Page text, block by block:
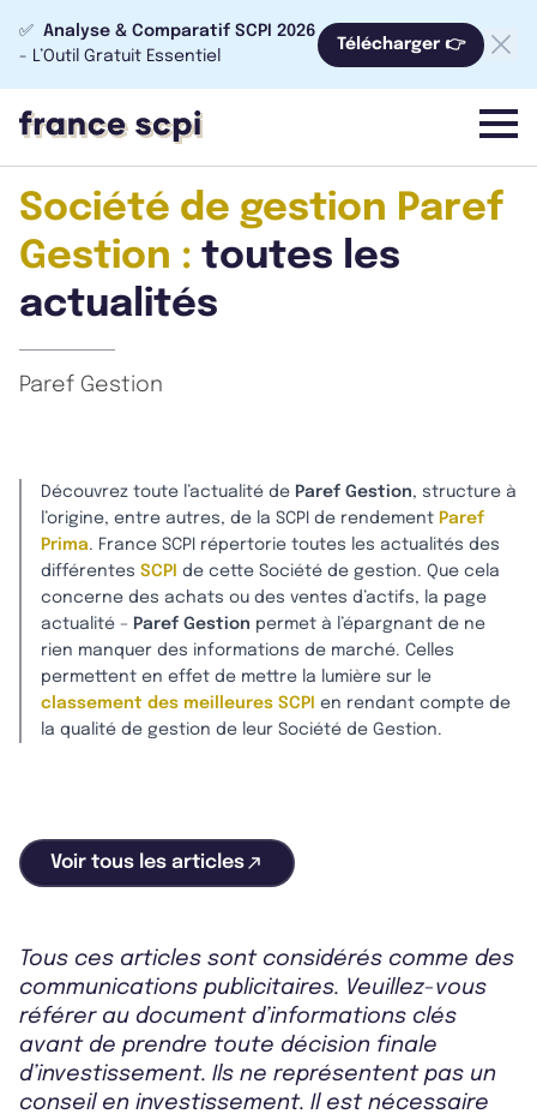
✅ Analyse & Comparatif SCPI 2026
- L’Outil Gratuit Essentiel
Télécharger 👉
menu
Société de gestion Paref
Gestion : toutes les
actualités
Paref Gestion
Découvrez toute l’actualité de Paref Gestion, structure à
l’origine, entre autres, de la SCPI de rendement Paref
Prima. France SCPI répertorie toutes les actualités des
différentes SCPI de cette Société de gestion. Que cela
concerne des achats ou des ventes d’actifs, la page
actualité – Paref Gestion permet à l’épargnant de ne
rien manquer des informations de marché. Celles
permettent en effet de mettre la lumière sur le
classement des meilleures SCPI en rendant compte de
la qualité de gestion de leur Société de Gestion.
Voir tous les articles
Tous ces articles sont considérés comme des
communications publicitaires. Veuillez-vous
référer au document d’informations clés
avant de prendre toute décision finale
d’investissement. Ils ne représentent pas un
conseil en investissement. Il est nécessaire